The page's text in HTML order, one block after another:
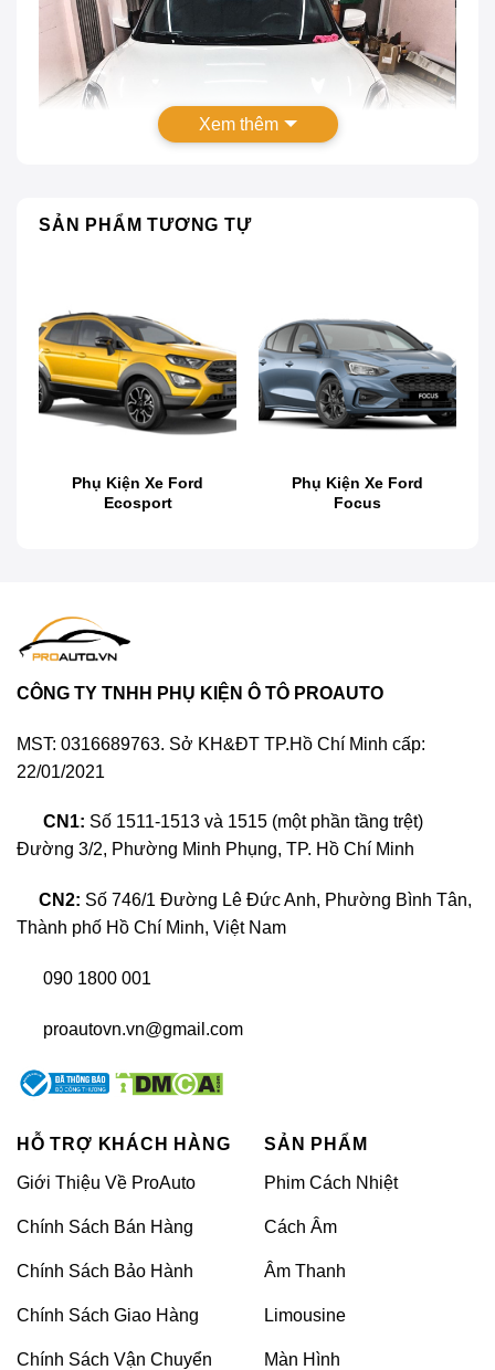
Phụ Kiện Xe Suzuki Swift 2021 2022
Chính Hãng
Độ body kit xe Suzuki Swift
từ Thái Lan với chất liệu cao cấp, thiết kế thể
thao và lịch lãm, giúp cho ngoại hình chiếc xe
Độ body kit xe
phải là điều mới mẻ trên ô tô, chúng đã xuất
những người thường hay đi chơi, đi du lịch, về
đồ dùng chuyên dụng cho nhu cầu cần
thiết của bạn.
Xem thêm
SẢN PHẨM TƯƠNG TỰ
Phụ Kiện Xe Ford
Ecosport
Phụ Kiện Xe Ford
Focus
CÔNG TY TNHH PHỤ KIỆN Ô TÔ PROAUTO
MST: 0316689763. Sở KH&ĐT TP.Hồ Chí Minh cấp:
22/01/2021
CN1: Số 1511-1513 và 1515 (một phần tầng trệt)
Đường 3/2, Phường Minh Phụng, TP. Hồ Chí Minh
CN2: Số 746/1 Đường Lê Đức Anh, Phường Bình Tân,
Thành phố Hồ Chí Minh, Việt Nam
090 1800 001
proautovn.vn@gmail.com
HỖ TRỢ KHÁCH HÀNG
Giới Thiệu Về ProAuto
Chính Sách Bán Hàng
Chính Sách Bảo Hành
Chính Sách Giao Hàng
Chính Sách Vận Chuyển
SẢN PHẨM
Phim Cách Nhiệt
Cách Âm
Âm Thanh
Limousine
Màn Hình